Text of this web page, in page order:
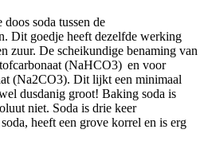
doos soda tussen de
Dit goedje heeft dezelfde werking
zuur. De scheikundige benaming van
(NaHCO3) en voor
(Na2CO3). Dit lijkt een minimaal
dusdanig groot! Baking soda is
niet. Soda is drie keer
heeft een grove korrel en is erg